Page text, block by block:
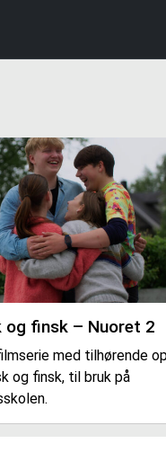
og finsk – Nuoret 2
med tilhørende
og finsk, til bruk på